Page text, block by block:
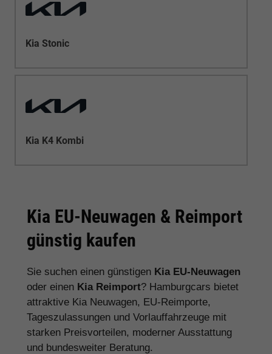
Kia Stonic
Kia K4 Kombi
Kia EU-Neuwagen & Reimport
günstig kaufen
Sie suchen einen günstigen Kia EU-Neuwagen
oder einen Kia Reimport? Hamburgcars bietet
attraktive Kia Neuwagen, EU-Reimporte,
Tageszulassungen und Vorlauffahrzeuge mit
starken Preisvorteilen, moderner Ausstattung
und bundesweiter Beratung.